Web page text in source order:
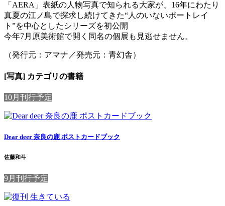
「AERA」表紙の人物写真で知られる大家が、16年にわたり
真夏の江ノ島で探求し続けてきた“人のいないポートレイ
ト”を中心としたシリーズを初公開
今年7月原美術館で開く同名の個展も見逃せません。
（発行元：アマナ／発売元：青幻舎）
[写真] カテゴリの書籍
10月刊行予定
Dear deer 奈良の鹿 ポストカードブック
佐藤和斗
9月刊行予定